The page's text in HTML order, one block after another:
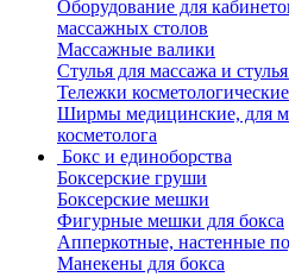
Оборудование для
массажных столов
Массажные валики
Стулья для массажа и
Тележки косметологические
Ширмы медицинские, для
косметолога
Бокс и единоборства
Боксерские груши
Боксерские мешки
Фигурные мешки для бокса
Апперкотные, настенные
Манекены для бокса